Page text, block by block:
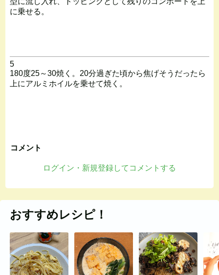
に乗せる。
5
180度25～30焼く。20分過ぎた頃から焦げそうだったら
上にアルミホイルを乗せて焼く。
コメント
ログイン・新規登録してコメントする
おすすめレシピ！